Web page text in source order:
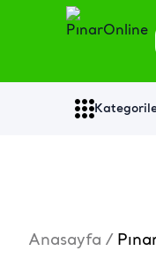
Anasayfa /